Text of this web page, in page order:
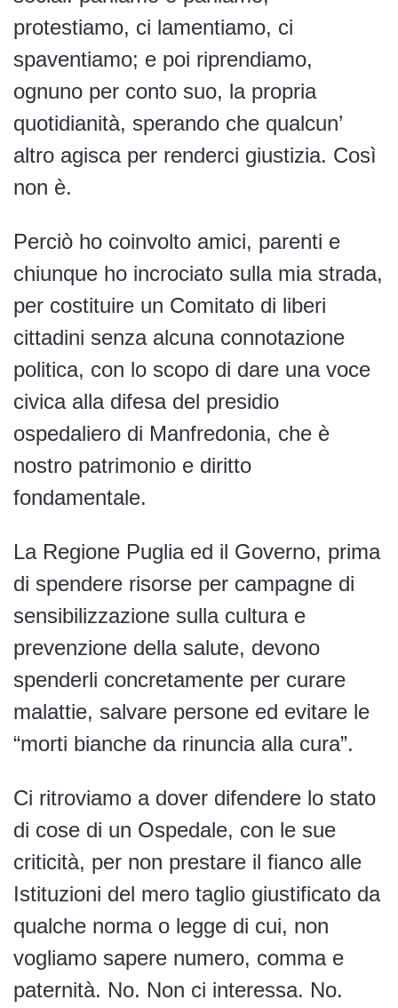
protestiamo, ci lamentiamo, ci
spaventiamo; e poi riprendiamo,
ognuno per conto suo, la propria
quotidianità, sperando che qualcun’
altro agisca per renderci giustizia. Così
non è.
Perciò ho coinvolto amici, parenti e
chiunque ho incrociato sulla mia strada,
per costituire un Comitato di liberi
cittadini senza alcuna connotazione
politica, con lo scopo di dare una voce
civica alla difesa del presidio
ospedaliero di Manfredonia, che è
nostro patrimonio e diritto
fondamentale.
La Regione Puglia ed il Governo, prima
di spendere risorse per campagne di
sensibilizzazione sulla cultura e
prevenzione della salute, devono
spenderli concretamente per curare
malattie, salvare persone ed evitare le
“morti bianche da rinuncia alla cura”.
Ci ritroviamo a dover difendere lo stato
di cose di un Ospedale, con le sue
criticità, per non prestare il fianco alle
Istituzioni del mero taglio giustificato da
qualche norma o legge di cui, non
vogliamo sapere numero, comma e
paternità. No. Non ci interessa. No.